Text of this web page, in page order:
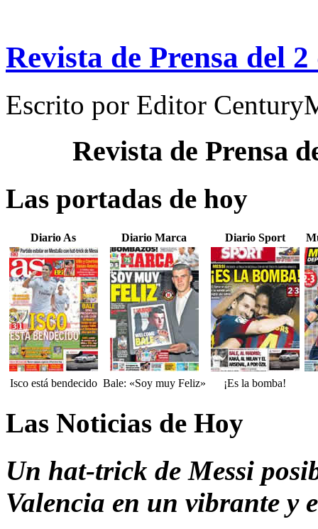
Revista de Prensa del
Escrito por Editor
Revista de Prensa
Las portadas de hoy
Diario As Diario Marca Diario Sport
Isco está bendecido Bale: «Soy muy Feliz» ¡Es la bomba!
Las Noticias de Hoy
Un hat-trick de Messi
Valencia en un vibrante y